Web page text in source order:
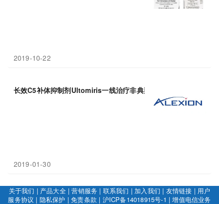
2019-10-22
长效C5补体抑制剂Ultomiris一线治疗非典型溶血性尿毒综合征（
2019-01-30
关于我们 | 产品大全|营销服务 | 联系我们 | 加入我们 | 友情链接 | 用户
服务协议 | 隐私保护 |免责条款 | 沪ICP备14018915号-1 |增值电信业务